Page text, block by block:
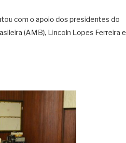
com o apoio dos presidentes do
(AMB), Lincoln Lopes Ferreira e